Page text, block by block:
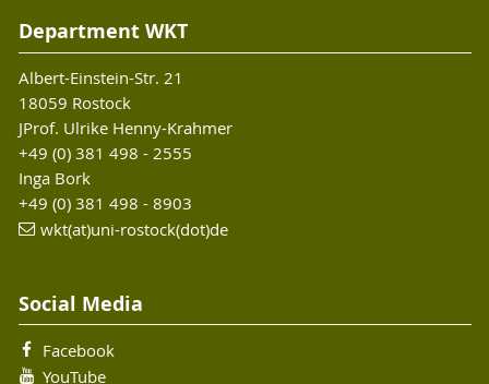
Department WKT
Albert-Einstein-Str. 21
18059 Rostock
JProf. Ulrike Henny-Krahmer
+49 (0) 381 498 - 2555
Inga Bork
+49 (0) 381 498 - 8903
wkt(at)uni-rostock(dot)de
Social Media
Facebook
YouTube